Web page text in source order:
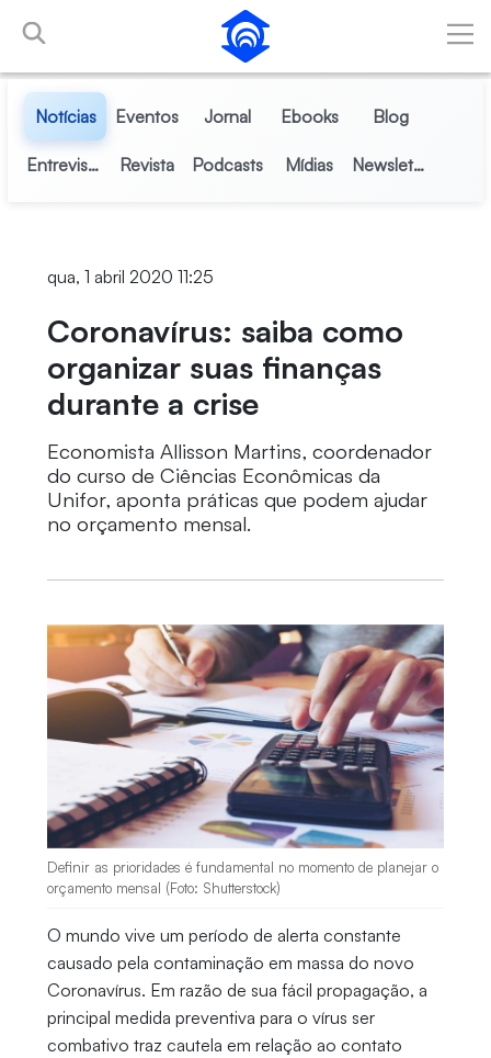
Pular para o Conteúdo principal
Notícias Eventos Jornal Ebooks Blog
Entrevistas Revista Podcasts Mídias Newsletter
qua, 1 abril 2020 11:25
Coronavírus: saiba como
organizar suas finanças
durante a crise
Economista Allisson Martins, coordenador
do curso de Ciências Econômicas da
Unifor, aponta práticas que podem ajudar
no orçamento mensal.
Definir as prioridades é fundamental no momento de planejar o
orçamento mensal (Foto: Shutterstock)
O mundo vive um período de alerta constante
causado pela contaminação em massa do novo
Coronavírus. Em razão de sua fácil propagação, a
principal medida preventiva para o vírus ser
combativo traz cautela em relação ao contato